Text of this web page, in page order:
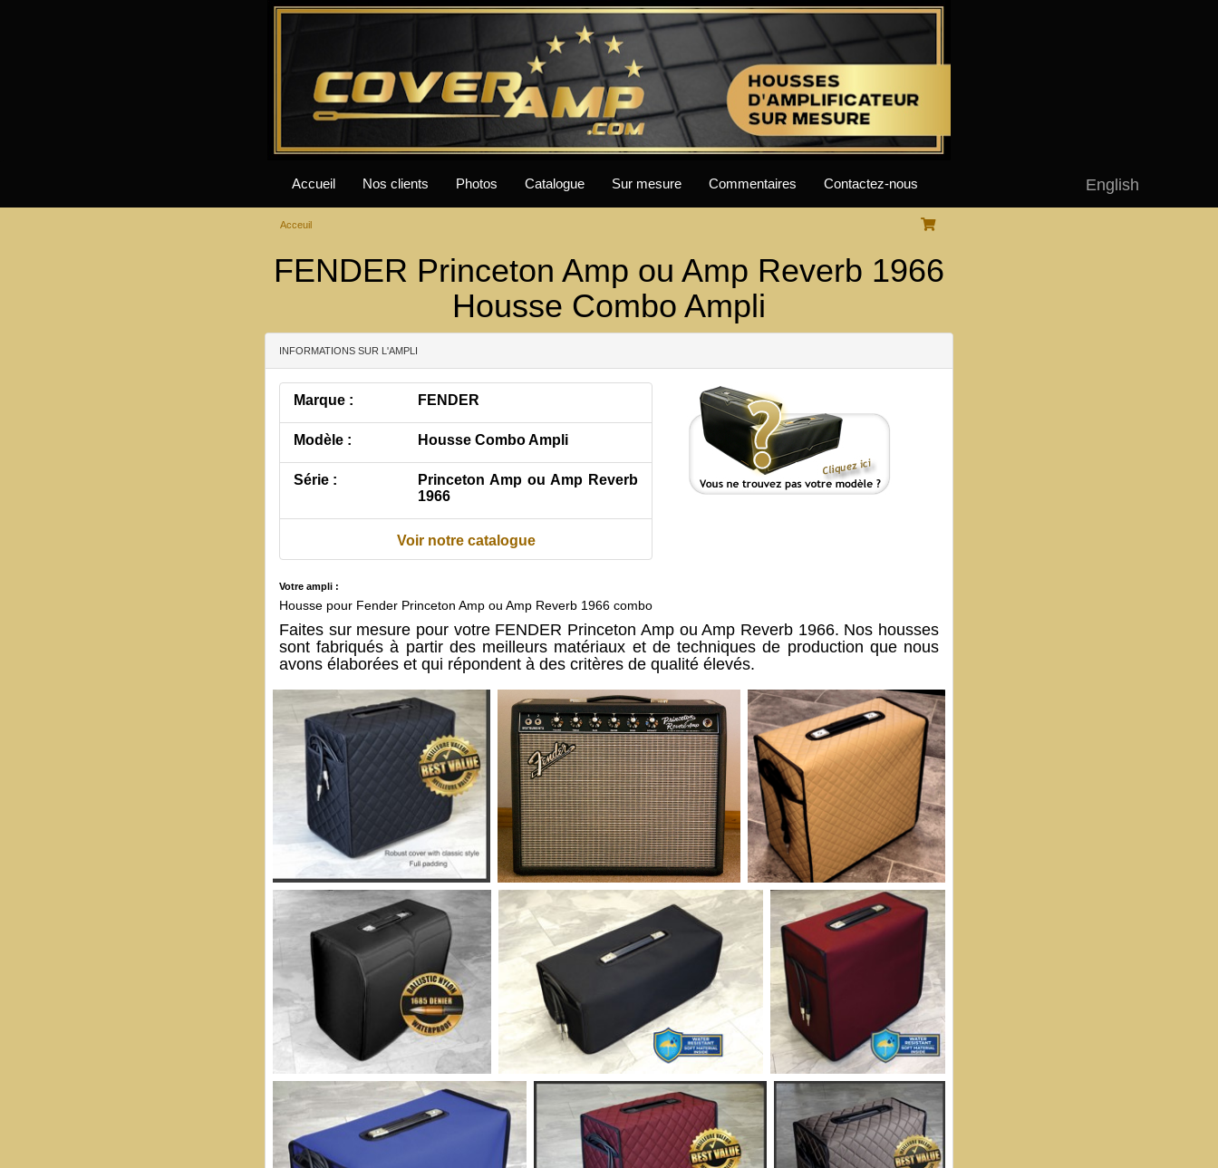
English
Accueil Nos clients Photos Catalogue Sur mesure Commentaires Contactez-nous
Acceuil
FENDER Princeton Amp ou Amp Reverb 1966
Housse Combo Ampli
INFORMATIONS SUR L'AMPLI
Marque : FENDER
Modèle : Housse Combo Ampli
Série :
Princeton Amp ou Amp Reverb
1966
Voir notre catalogue
Votre ampli :
Housse pour Fender Princeton Amp ou Amp Reverb 1966 combo
Faites sur mesure pour votre FENDER Princeton Amp ou Amp Reverb 1966. Nos housses
sont fabriqués à partir des meilleurs matériaux et de techniques de production que nous
avons élaborées et qui répondent à des critères de qualité élevés.